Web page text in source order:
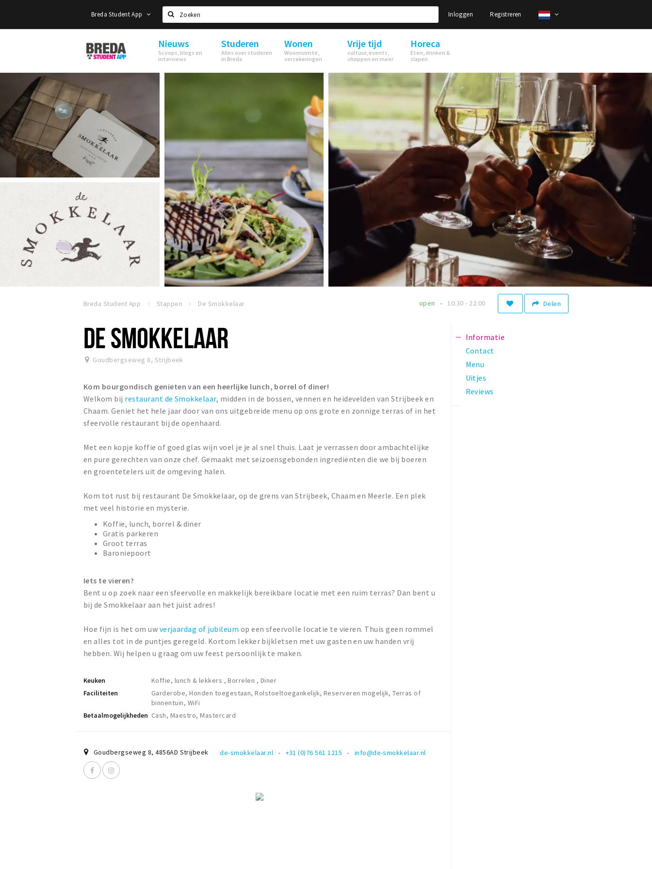
Breda Student App
Zoeken
Inloggen Registreren
Breda
Student
Nieuws
Scoops, blogs en
interviews
Studeren
Alles over studeren
in Breda
Wonen
Woonruimte,
verzekeringen
Vrije tijd
cultuur, events,
shoppen en meer
Horeca
Eten, drinken &
slapen
Breda Student App Stappen De Smokkelaar Delen
open 10:30 - 22:00
DE SMOKKELAAR
Goudbergseweg 8, Strijbeek
Kom bourgondisch genieten van een heerlijke lunch, borrel of diner!
Welkom bij restaurant de Smokkelaar, midden in de bossen, vennen en heidevelden van Strijbeek en
Chaam. Geniet het hele jaar door van ons uitgebreide menu op ons grote en zonnige terras of in het
sfeervolle restaurant bij de openhaard.
Met een kopje koffie of goed glas wijn voel je je al snel thuis. Laat je verrassen door ambachtelijke
en pure gerechten van onze chef. Gemaakt met seizoensgebonden ingrediënten die we bij boeren
en groentetelers uit de omgeving halen.
Kom tot rust bij restaurant De Smokkelaar, op de grens van Strijbeek, Chaam en Meerle. Een plek
met veel historie en mysterie.
Koffie, lunch, borrel & diner
Gratis parkeren
Groot terras
Baroniepoort
Iets te vieren?
Bent u op zoek naar een sfeervolle en makkelijk bereikbare locatie met een ruim terras? Dan bent u
bij de Smokkelaar aan het juist adres!
Hoe fijn is het om uw verjaardag of jubileum op een sfeervolle locatie te vieren. Thuis geen rommel
en alles tot in de puntjes geregeld. Kortom lekker bijkletsen met uw gasten en uw handen vrij
hebben. Wij helpen u graag om uw feest persoonlijk te maken.
Keuken
Koffie, lunch & lekkers , Borrelen , Diner
Faciliteiten
Garderobe, Honden toegestaan, Rolstoeltoegankelijk, Reserveren mogelijk, Terras of
binnentuin, WiFi
Betaalmogelijkheden Cash, Maestro, Mastercard
Goudbergseweg 8,4856AD Strijbeek de-smokkelaar.nl +31 (0)76 561 1215 info@de-smokkelaar.nl
Informatie
Contact
Menu
Uitjes
Reviews